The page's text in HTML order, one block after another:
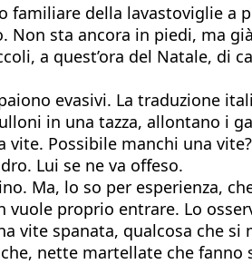
della lavastoviglie a
sta ancora in piedi, ma
a quest’ora del Natale, di
evasivi. La traduzione
in una tazza, allontano i
Possibile manchi una
Lui se ne va offeso.
Ma, lo so per esperienza,
proprio entrare. Lo
vite spanata, qualcosa che
nette martellate che